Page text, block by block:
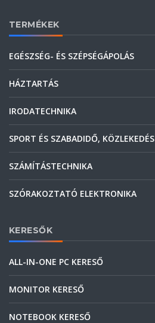
TERMÉKEK
EGÉSZSÉG- ÉS SZÉPSÉGÁPOLÁS
HÁZTARTÁS
IRODATECHNIKA
SPORT ÉS SZABADIDŐ, KÖZLEKEDÉS
SZÁMÍTÁSTECHNIKA
SZÓRAKOZTATÓ ELEKTRONIKA
KERESŐK
ALL-IN-ONE PC KERESŐ
MONITOR KERESŐ
NOTEBOOK KERESŐ